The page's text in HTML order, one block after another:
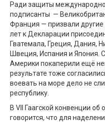
Ради защиты междун
подписанты —
Франция — призвали
лет к Декларации
Гватемала, Греция, Дания,
Швеция, Испания и Япония.
Америки покаперили ещё
результате тоже
воевать на море дело не
республику.
В VII Гаагской конвенции
говорится, что для